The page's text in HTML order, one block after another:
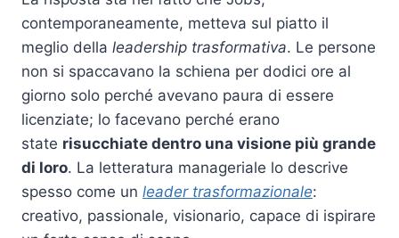
contemporaneamente, metteva sul piatto il
meglio della leadership trasformativa. Le persone
non si spaccavano la schiena per dodici ore al
giorno solo perché avevano paura di essere
licenziate; lo facevano perché erano
state risucchiate dentro una visione più grande
di loro. La letteratura manageriale lo descrive
spesso come un leader trasformazionale:
creativo, passionale, visionario, capace di ispirare